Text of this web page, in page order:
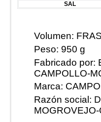
SAL
Volumen:
Peso: 950 g
Fabricado por:
CAMPOLLO-
Marca:
Razón social: